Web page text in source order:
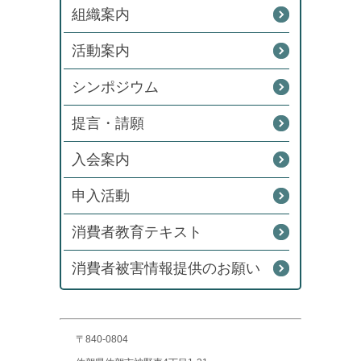
組織案内
活動案内
シンポジウム
提言・請願
入会案内
申入活動
消費者教育テキスト
消費者被害情報提供のお願い
〒840-0804